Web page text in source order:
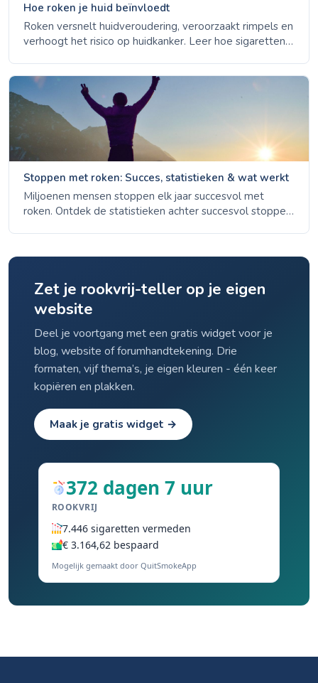
Hoe roken je huid beïnvloedt
Roken versnelt huidveroudering, veroorzaakt rimpels en
verhoogt het risico op huidkanker. Leer hoe sigaretten
Stoppen met roken: Succes, statistieken & wat werkt
Miljoenen mensen stoppen elk jaar succesvol met
roken. Ontdek de statistieken achter succesvol stoppen,
terugval.
Zet je rookvrij-teller op je eigen
website
Deel je voortgang met een gratis widget voor je
blog, website of forumhandtekening. Drie
formaten, vijf thema’s, je eigen kleuren - één keer
kopiëren en plakken.
Maak je gratis widget →
372 dagen 7 uur
ROOKVRIJ
7.446 sigaretten vermeden
€ 3.164,62 bespaard
Mogelijk gemaakt door QuitSmokeApp